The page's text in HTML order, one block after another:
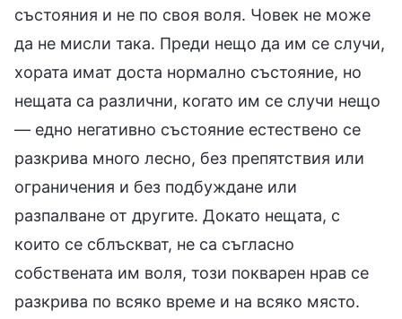
състояния и не по своя воля. Човек не може
да не мисли така. Преди нещо да им се случи,
хората имат доста нормално състояние, но
нещата са различни, когато им се случи нещо
— едно негативно състояние естествено се
разкрива много лесно, без препятствия или
ограничения и без подбуждане или
разпалване от другите. Докато нещата, с
които се сблъскват, не са съгласно
собствената им воля, този покварен нрав се
разкрива по всяко време и на всяко място.